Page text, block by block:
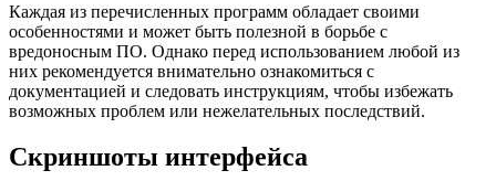
Каждая из перечисленных программ обладает своими
особенностями и может быть полезной в борьбе с
вредоносным ПО. Однако перед использованием любой из
них рекомендуется внимательно ознакомиться с
документацией и следовать инструкциям, чтобы избежать
возможных проблем или нежелательных последствий.
Скриншоты интерфейса